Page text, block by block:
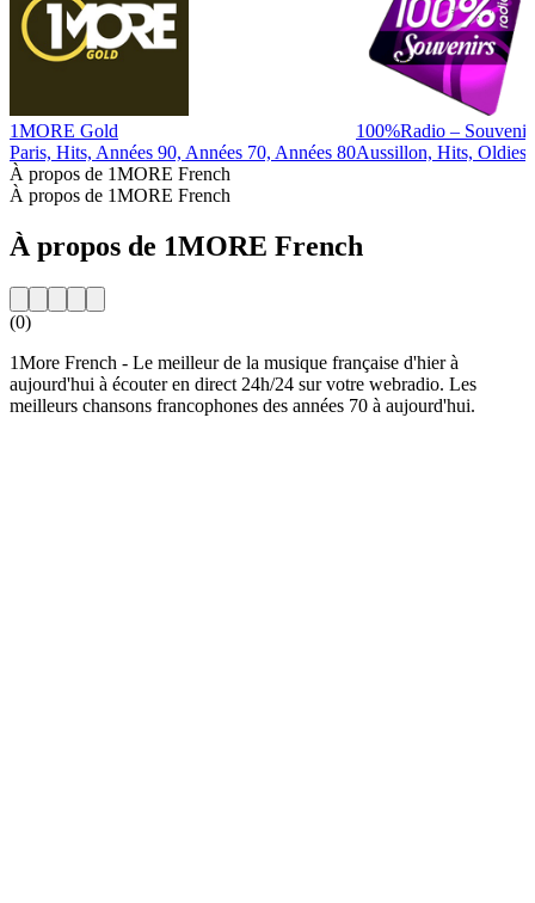
1MORE Gold
Paris, Hits, Années 90, Années 70, Années 80
100%Radio –
Aussillon, Hits, Oldies
À propos de 1MORE French
À propos de 1MORE French
À propos de 1MORE French
(0)
1More French - Le meilleur de la musique française d'hier à
aujourd'hui à écouter en direct 24h/24 sur votre webradio. Les
meilleurs chansons francophones des années 70 à aujourd'hui.